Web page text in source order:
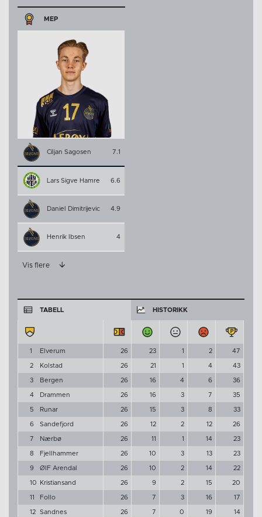
MEP
Ciljan Sagosen 7.1
Lars Sigve Hamre 6.6
Daniel Dimitrijevic 4.9
Henrik Ibsen 4
Vis flere
TABELL HISTORIKK
1 Elverum 26 23 1 2 47
2 Kolstad 26 21 1 4 43
3 Bergen 26 16 4 6 36
4 Drammen 26 16 3 7 35
5 Runar 26 15 3 8 33
6 Sandefjord 26 12 2 12 26
7 Nærbø 26 11 1 14 23
8 Fjellhammer 26 10 3 13 23
9 ØIF Arendal 26 10 2 14 22
10 Kristiansand 26 9 2 15 20
11 Follo 26 7 3 16 17
12 Sandnes 26 7 0 19 14